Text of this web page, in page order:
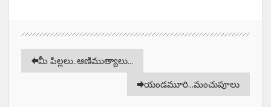
మీ పిల్లలు..ఆణిముత్యాలు...
యండమూరి...మంచుపూలు